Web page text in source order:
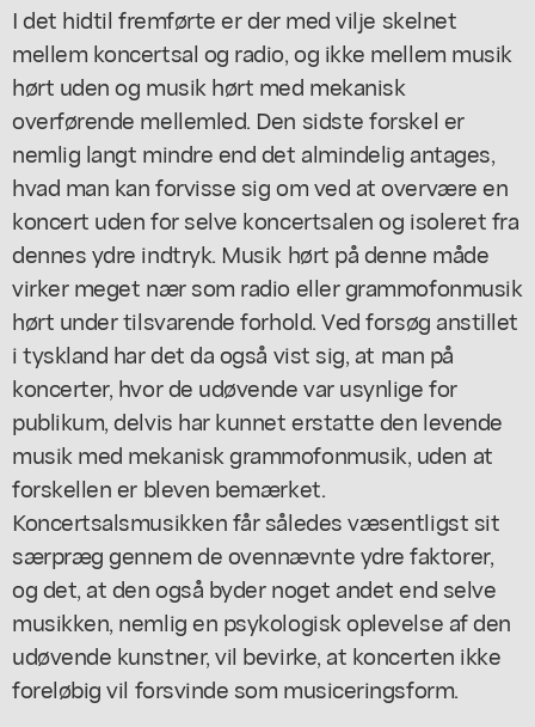
I det hidtil fremførte er der med vilje skelnet
mellem koncertsal og radio, og ikke mellem musik
hørt uden og musik hørt med mekanisk
overførende mellemled. Den sidste forskel er
nemlig langt mindre end det almindelig antages,
hvad man kan forvisse sig om ved at overvære en
koncert uden for selve koncertsalen og isoleret fra
dennes ydre indtryk. Musik hørt på denne måde
virker meget nær som radio eller grammofonmusik
hørt under tilsvarende forhold. Ved forsøg anstillet
i tyskland har det da også vist sig, at man på
koncerter, hvor de udøvende var usynlige for
publikum, delvis har kunnet erstatte den levende
musik med mekanisk grammofonmusik, uden at
forskellen er bleven bemærket.
Koncertsalsmusikken får således væsentligst sit
særpræg gennem de ovennævnte ydre faktorer,
og det, at den også byder noget andet end selve
musikken, nemlig en psykologisk oplevelse af den
udøvende kunstner, vil bevirke, at koncerten ikke
foreløbig vil forsvinde som musiceringsform.